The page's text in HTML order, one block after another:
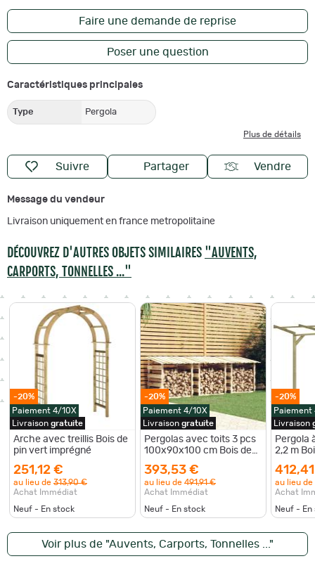
Faire une demande de reprise
Poser une question
Caractéristiques principales
Type Pergola
Plus de détails
Suivre Partager Vendre
Message du vendeur
Livraison uniquement en france metropolitaine
DÉCOUVREZ D'AUTRES OBJETS SIMILAIRES "AUVENTS,
CARPORTS, TONNELLES ..."
-20%
Paiement 4/10X
Livraison gratuite
Arche avec treillis Bois de
pin vert imprégné
251,12 €
au lieu de 313,90 €
Achat Immédiat
Neuf - En stock
-20%
Paiement 4/10X
Livraison gratuite
Pergolas avec toits 3 pcs
100x90x100 cm Bois de
393,53 €
au lieu de 491,91 €
Achat Immédiat
Neuf - En stock
-20%
Paiement
Livraison
Pergola
2,2 m
au lieu de
Achat
Neuf - En
Voir plus de "Auvents, Carports, Tonnelles ..."